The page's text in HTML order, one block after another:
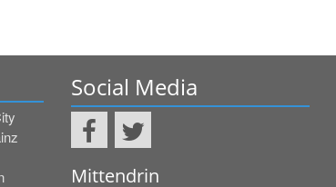
Social Media
Mittendrin